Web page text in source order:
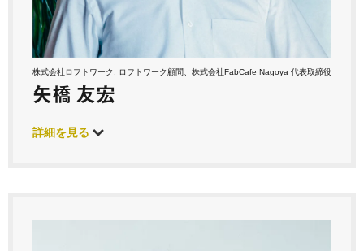
株式会社ロフトワーク, ロフトワーク顧問、株式会社FabCafe Nagoya 代表取締役
矢橋 友宏
詳細を見る